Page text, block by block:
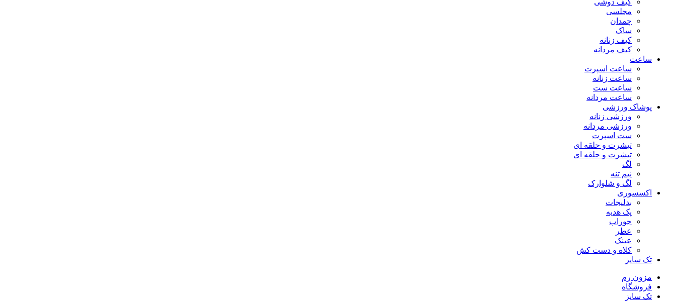
کیف دوشی
مجلسی
چمدان
ساک
کیف زنانه
کیف مردانه
ساعت
ساعت اسپرت
ساعت زنانه
ساعت ست
ساعت مردانه
پوشاک ورزشی
ورزشی زنانه
ورزشی مردانه
ست اسپرت
تیشرت و حلقه ای
تیشرت و حلقه ای
لگ
نیم تنه
لگ و شلوارک
اکسسوری
بدلیجات
پک هدیه
جوراب
عطر
عینک
کلاه و دست کش
تک سایز
مزون رم
فروشگاه
تک سایز